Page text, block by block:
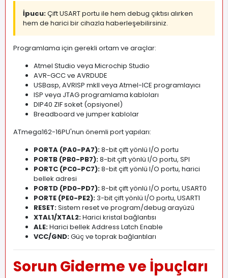
İpucu:Çift USART portu ile hem debug çıktısı alırken
hem de harici bir cihazla haberleşebilirsiniz.
Programlama için gerekli ortam ve araçlar:
Atmel Studio veya Microchip Studio
AVR-GCC ve AVRDUDE
USBasp, AVRISP mkII veya Atmel-ICE programlayıcı
ISP veya JTAG programlama kabloları
DIP40 ZIF soket (opsiyonel)
Breadboard ve jumper kablolar
ATmega162-16PU'nun önemli port yapıları:
PORTA (PA0-PA7):8-bit çift yönlü I/O portu
PORTB (PB0-PB7):8-bit çift yönlü I/O portu, SPI
PORTC (PC0-PC7):8-bit çift yönlü I/O portu, harici
bellek adresi
PORTD (PD0-PD7):8-bit çift yönlü I/O portu, USART0
PORTE (PE0-PE2):3-bit çift yönlü I/O portu, USART1
RESET:Sistem reset ve program/debug arayüzü
XTAL1/XTAL2:Harici kristal bağlantısı
ALE:Harici bellek Address Latch Enable
VCC/GND:Güç ve toprak bağlantıları
Sorun Giderme ve İpuçları